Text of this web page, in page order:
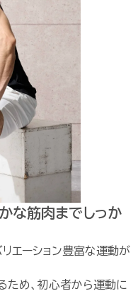
な筋肉までしっか
エーション豊富な運動が
ため、初心者から運動に